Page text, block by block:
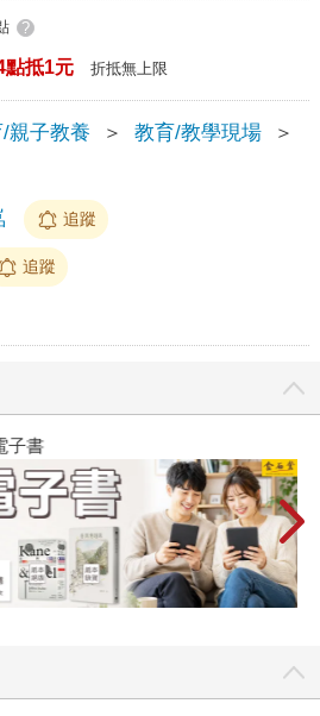
?
點抵1元 折抵無上限
親子教養 ＞ 教育/教學現場
＞
追蹤
追蹤
子書